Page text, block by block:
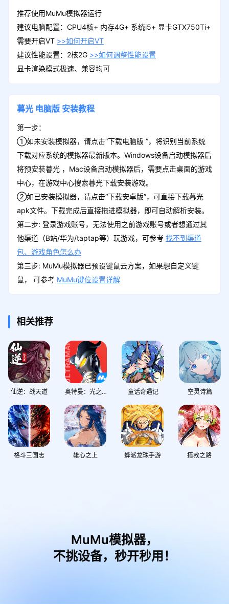
推荐使用MuMu模拟器运行
建议电脑配置：CPU4核+ 内存4G+ 系统i5+ 显卡GTX750Ti+
需要开启VT >>如何开启VT
建议性能设置：2核2G >>如何调整性能设置
显卡渲染模式极速、兼容均可
暮光 电脑版 安装教程
第一步：
①如未安装模拟器，请点击“下载电脑版 ”，将识别当前系统
下载对应系统的模拟器最新版本。Windows设备启动模拟器后
将预安装暮光 ，Mac设备启动模拟器后，需要点击桌面的游戏
中心，在游戏中心搜索暮光下载安装游戏。
②如已安装模拟器，请点击“下载安卓版”，可直接下载暮光
apk文件。下载完成后直接拖进模拟器，即可自动解析安装。
第二步: 登录游戏账号，无法使用之前游戏账号或者想通过其
他渠道（B站/华为/taptap等）玩游戏，可参考 找不到渠道
包、游戏角色怎么办
第三步: MuMu模拟器已预设键鼠云方案，如果想自定义键
鼠， 可参考 MuMu键位设置详解
相关推荐
仙逆：战天道 奥特曼：光之战士 童话奇遇记 空灵诗篇
格斗三国志 雄心之上 蜂派龙珠手游 搭救之路
MuMu模拟器，
不挑设备，秒开秒用！